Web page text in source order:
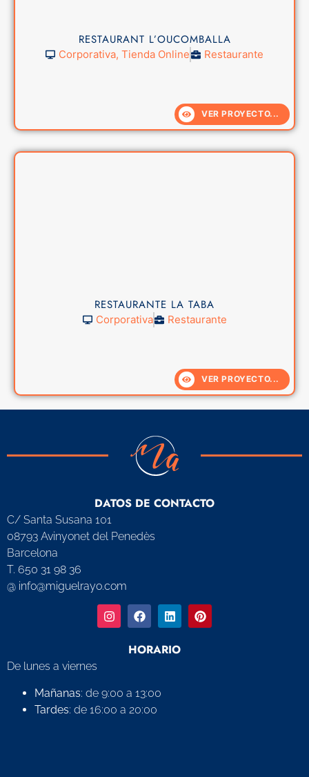
RESTAURANT L’OUCOMBALLA
Corporativa, Tienda Online Restaurante
VER PROYECTO...
RESTAURANTE LA TABA
Corporativa Restaurante
VER PROYECTO...
DATOS DE CONTACTO
C/ Santa Susana 101
08793 Avinyonet del Penedès
Barcelona
T. 650 31 98 36
@ info@miguelrayo.com
HORARIO
De lunes a viernes
Mañanas: de 9:00 a 13:00
Tardes: de 16:00 a 20:00